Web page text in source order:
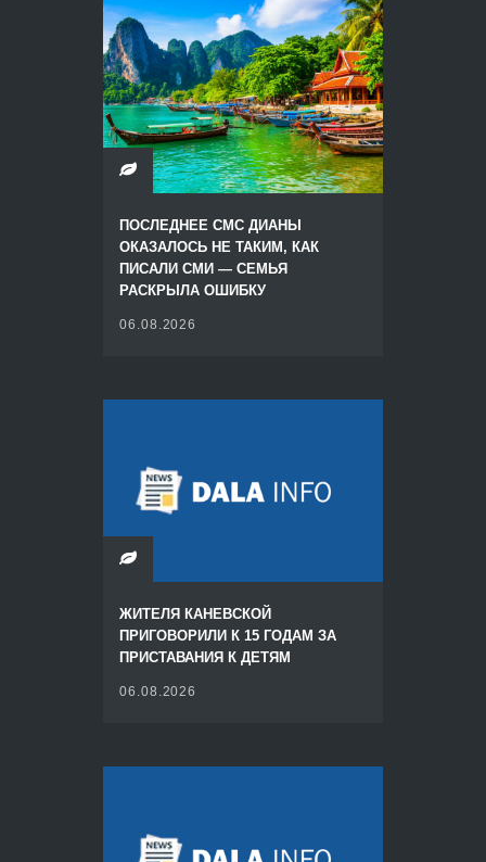
ПОСЛЕДНЕЕ СМС ДИАНЫ
ОКАЗАЛОСЬ НЕ ТАКИМ, КАК
ПИСАЛИ СМИ — СЕМЬЯ
РАСКРЫЛА ОШИБКУ
06.08.2026
ЖИТЕЛЯ КАНЕВСКОЙ
ПРИГОВОРИЛИ К 15 ГОДАМ ЗА
ПРИСТАВАНИЯ К ДЕТЯМ
06.08.2026